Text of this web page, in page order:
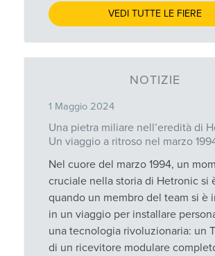
VEDI TUTTE LE FIERE
NOTIZIE
Una pietra miliare nell’eredità di
Un viaggio a ritroso nel marzo
1 Maggio 2024
Nel cuore del marzo 1994, un
cruciale nella storia di Hetronic si
quando un membro del team si è
in un viaggio per installare
una tecnologia rivoluzionaria: un
di un ricevitore modulare